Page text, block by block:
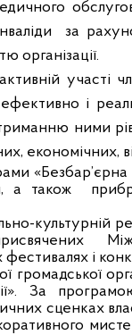
за
організації.
участі
і
ними
економічних,
«Безбар’єрна
а також
культурній
і
За
сценках